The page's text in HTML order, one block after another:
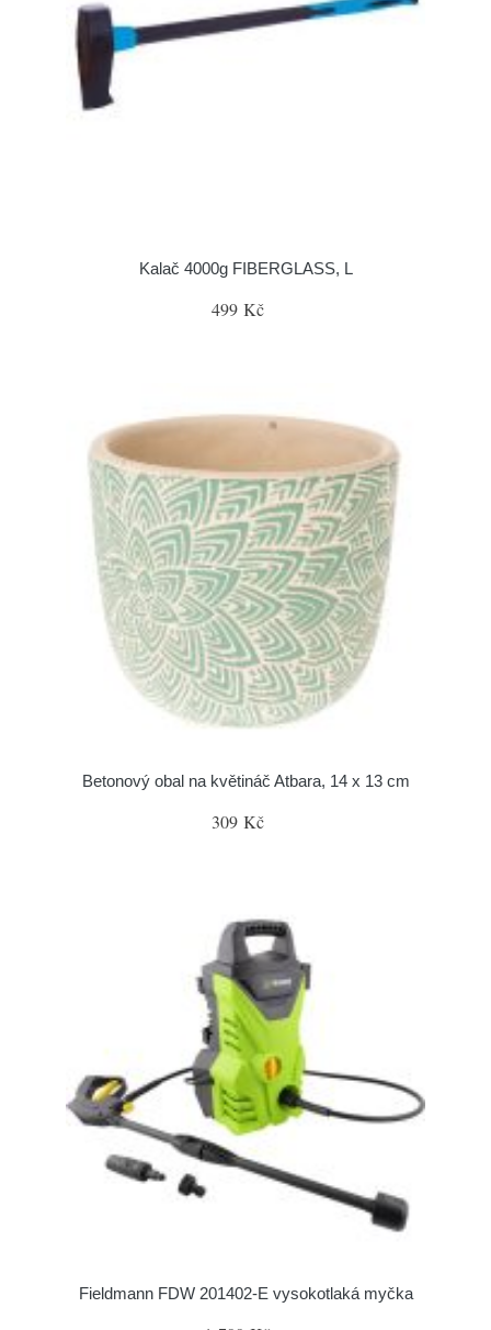
Kalač 4000g FIBERGLASS, L
499 Kč
Betonový obal na květináč Atbara, 14 x 13 cm
309 Kč
Fieldmann FDW 201402-E vysokotlaká myčka